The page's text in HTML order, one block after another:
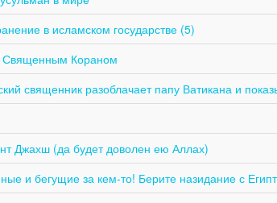
в исламском государстве (5)
Священным Кораном
священник разоблачает папу Ватикана и
Джахш (да будет доволен ею Аллах)
и бегущие за кем-то! Берите назидание с